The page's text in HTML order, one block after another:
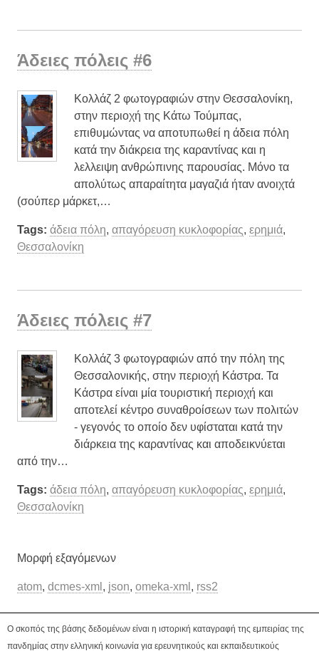
Άδειες πόλεις #6
Κολλάζ 2 φωτογραφιών στην Θεσσαλονίκη,
στην περιοχή της Κάτω Τούμπας,
επιθυμώντας να αποτυπωθεί η άδεια πόλη
κατά την διάκρεια της καραντίνας και η
λελλειψη ανθρώπινης παρουσίας. Μόνο τα
απολύτως απαραίτητα μαγαζιά ήταν ανοιχτά
(σούπερ μάρκετ,…
Tags: άδεια πόλη, απαγόρευση κυκλοφορίας, ερημιά,
Θεσσαλονίκη
Άδειες πόλεις #7
Κολλάζ 3 φωτογραφιών από την πόλη της
Θεσσαλονικής, στην περιοχή Κάστρα. Τα
Κάστρα είναι μία τουριστική περιοχή και
αποτελεί κέντρο συναθροίσεων των πολιτών
- γεγονός το οποίο δεν υφίσταται κατά την
διάρκεια της καραντίνας και αποδεικνύεται
από την…
Tags: άδεια πόλη, απαγόρευση κυκλοφορίας, ερημιά,
Θεσσαλονίκη
Μορφή εξαγόμενων
atom, dcmes-xml , json, omeka-xml , rss2
Ο σκοπός της βάσης δεδομένων είναι η ιστορική καταγραφή της εμπειρίας της
πανδημίας στην ελληνική κοινωνία για ερευνητικούς και εκπαιδευτικούς